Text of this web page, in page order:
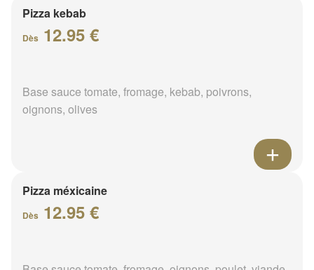
Pizza kebab
Dès 12.95 €
Base sauce tomate, fromage, kebab, poivrons,
oignons, olives
Pizza méxicaine
Dès 12.95 €